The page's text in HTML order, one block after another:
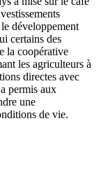
développement
certains des
la coopérative
les agriculteurs à
directes avec
permis aux
une
de vie.